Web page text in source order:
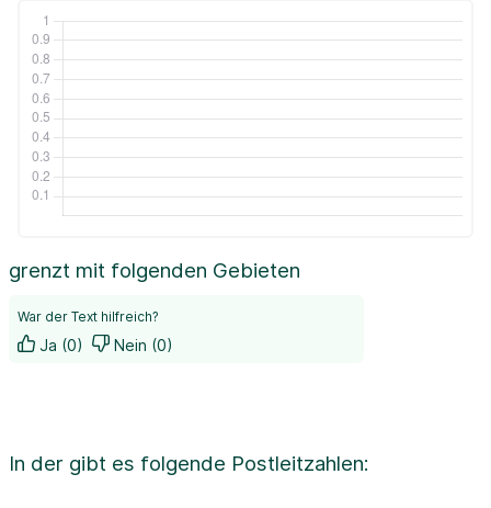
grenzt mit folgenden Gebieten
War der Text hilfreich?
Ja (0) Nein (0)
In der gibt es folgende Postleitzahlen: